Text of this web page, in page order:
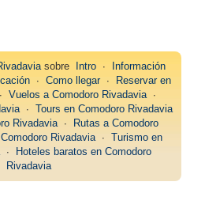
sobre Intro ∙ Información
∙ Como llegar∙ Reservar en
Vuelos a Comodoro Rivadavia∙
∙ Tours en Comodoro Rivadavia
Rivadavia ∙ Rutas a Comodoro
Rivadavia ∙ Turismo en
∙ Hoteles baratos en Comodoro
Rivadavia